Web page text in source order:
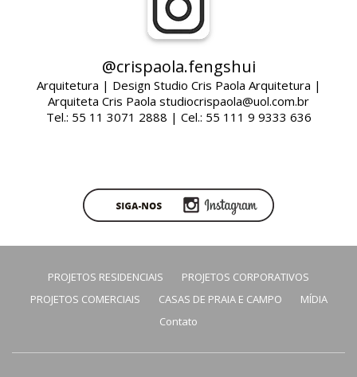
@crispaola.fengshui
Arquitetura | Design Studio Cris Paola Arquitetura |
Arquiteta Cris Paola studiocrispaola@uol.com.br
Tel.: 55 11 3071 2888 | Cel.: 55 111 9 9333 636
PROJETOS RESIDENCIAIS
PROJETOS CORPORATIVOS
PROJETOS COMERCIAIS
CASAS DE PRAIA E CAMPO
MÍDIA
Contato